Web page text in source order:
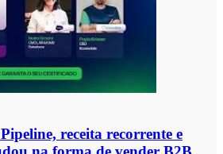
receita recorrente e